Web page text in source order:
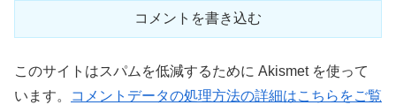
コメントを書き込む
このサイトはスパムを低減するために Akismet を使って
います。
コメントデータの処理方法の詳細はこちらをご覧